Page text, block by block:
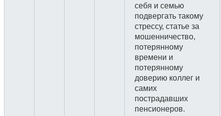
себя и семью
подвергать такому
стрессу, статье за
мошенничество,
потерянному
времени и
потерянному
доверию коллег и
самих
пострадавших
пенсионеров.